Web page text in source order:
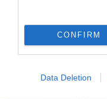
CONFIRM
Data Deletion